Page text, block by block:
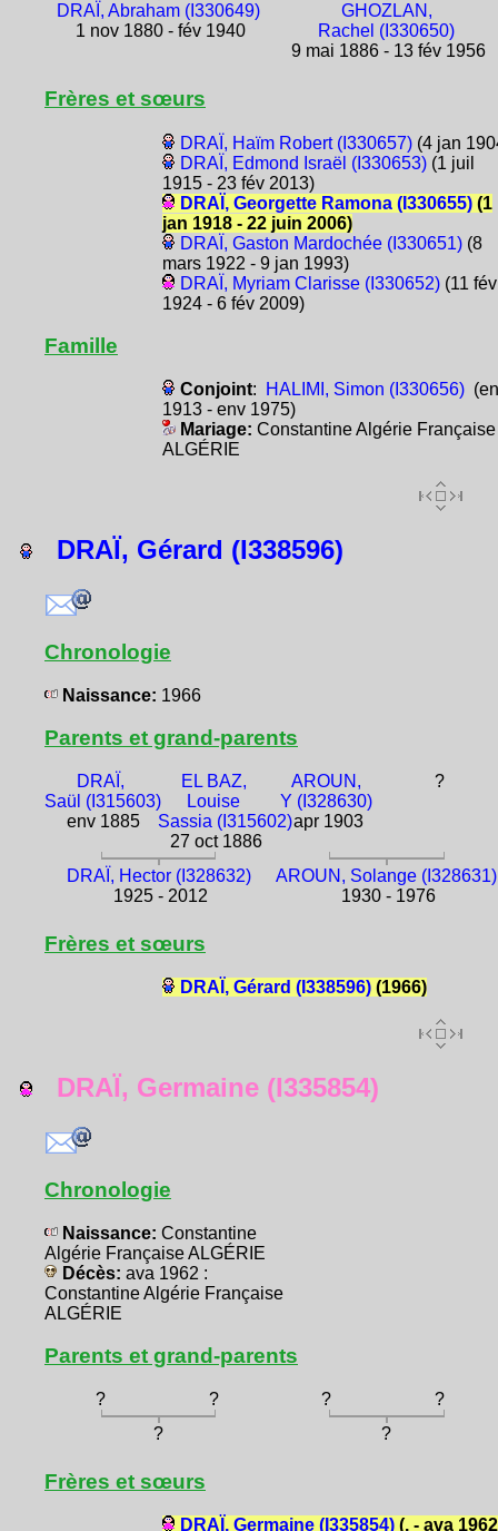
DRAÏ, Abraham (I330649)
1 nov 1880 - fév 1940
GHOZLAN,
Rachel (I330650)
9 mai 1886 - 13 fév 1956
Frères et sœurs
DRAÏ, Haïm Robert (I330657)(4 jan
DRAÏ, Edmond Israël (I330653)(1 juil
1915 - 23 fév 2013)
DRAÏ, Georgette Ramona (I330655)(1
jan 1918 - 22 juin 2006)
DRAÏ, Gaston Mardochée (I330651)(8
mars 1922 - 9 jan 1993)
DRAÏ, Myriam Clarisse (I330652)(11 fév
1924 - 6 fév 2009)
Famille
Conjoint: HALIMI, Simon (I330656)
1913 - env 1975)
Mariage: Constantine Algérie Française
ALGÉRIE
DRAÏ, Gérard (I338596)
Chronologie
Naissance: 1966
Parents et grand-parents
DRAÏ,
Saül (I315603)
env 1885
EL BAZ,
Louise
Sassia (I315602)
27 oct 1886
AROUN,
Y (I328630)
apr 1903
?
DRAÏ, Hector (I328632)
1925 - 2012
AROUN, Solange (I328631)
1930 - 1976
Frères et sœurs
DRAÏ, Gérard (I338596)(1966)
DRAÏ, Germaine (I335854)
Chronologie
Naissance: Constantine
Algérie Française ALGÉRIE
Décès: ava 1962 :
Constantine Algérie Française
ALGÉRIE
Parents et grand-parents
? ? ?
?
?
?
Frères et sœurs
DRAÏ, Germaine (I335854)(. - ava